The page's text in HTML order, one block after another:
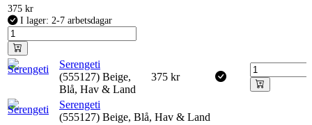
375 kr
I lager: 2-7 arbetsdagar
Serengeti
(555127) Beige,
Blå, Hav & Land
375 kr
Serengeti
(555127) Beige, Blå, Hav & Land